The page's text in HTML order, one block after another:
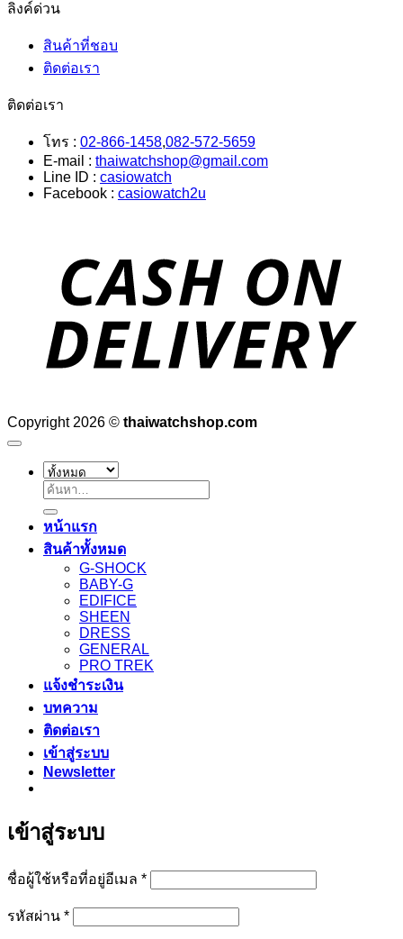
ลิงค์ด่วน
สินค้าที่ชอบ
ติดต่อเรา
ติดต่อเรา
โทร : 02-866-1458,082-572-5659
E-mail : thaiwatchshop@gmail.com
Line ID : casiowatch
Facebook : casiowatch2u
Copyright 2026 © thaiwatchshop.com
ค้นหา:
หน้าแรก
สินค้าทั้งหมด
G-SHOCK
BABY-G
EDIFICE
SHEEN
DRESS
GENERAL
PRO TREK
แจ้งชำระเงิน
บทความ
ติดต่อเรา
เข้าสู่ระบบ
Newsletter
เข้าสู่ระบบ
ชื่อผู้ใช้หรือที่อยู่อีเมล *ต้องการ
รหัสผ่าน *ต้องการ